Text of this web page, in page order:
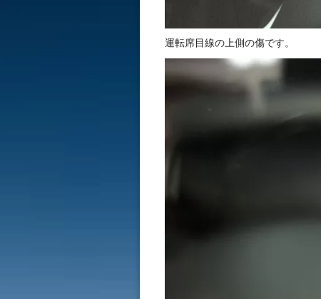
運転席目線の上側の傷です。